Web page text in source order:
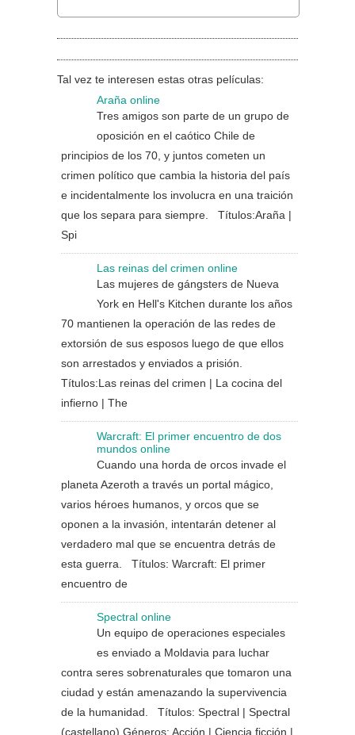
Tal vez te interesen estas otras películas:
Araña online
Tres amigos son parte de un grupo de
oposición en el caótico Chile de
principios de los 70, y juntos cometen un
crimen político que cambia la historia del país
e incidentalmente los involucra en una traición
que los separa para siempre. Títulos:Araña |
Spi
Las reinas del crimen online
Las mujeres de gángsters de Nueva
York en Hell's Kitchen durante los años
70 mantienen la operación de las redes de
extorsión de sus esposos luego de que ellos
son arrestados y enviados a prisión.
Títulos:Las reinas del crimen | La cocina del
infierno | The
Warcraft: El primer encuentro de dos
mundos online
Cuando una horda de orcos invade el
planeta Azeroth a través un portal mágico,
varios héroes humanos, y orcos que se
oponen a la invasión, intentarán detener al
verdadero mal que se encuentra detrás de
esta guerra. Títulos: Warcraft: El primer
encuentro de
Spectral online
Un equipo de operaciones especiales
es enviado a Moldavia para luchar
contra seres sobrenaturales que tomaron una
ciudad y están amenazando la supervivencia
de la humanidad. Títulos: Spectral | Spectral
(castellano) Géneros: Acción | Ciencia ficción |